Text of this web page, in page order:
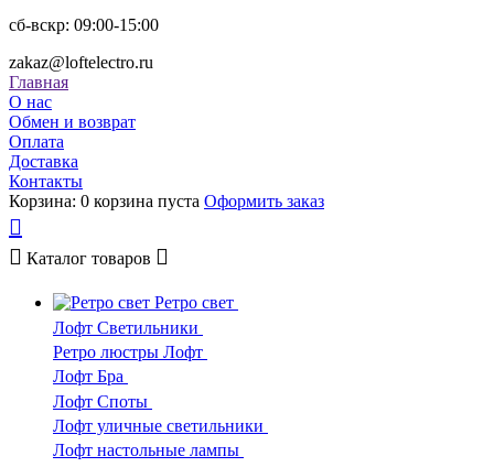
сб-вскр: 09:00-15:00
zakaz@loftelectro.ru
Главная
О нас
Обмен и возврат
Оплата
Доставка
Контакты
Корзина: 0 корзина пуста Оформить заказ
Каталог товаров
Ретро свет
Лофт Светильники
Ретро люстры Лофт
Лофт Бра
Лофт Споты
Лофт уличные светильники
Лофт настольные лампы